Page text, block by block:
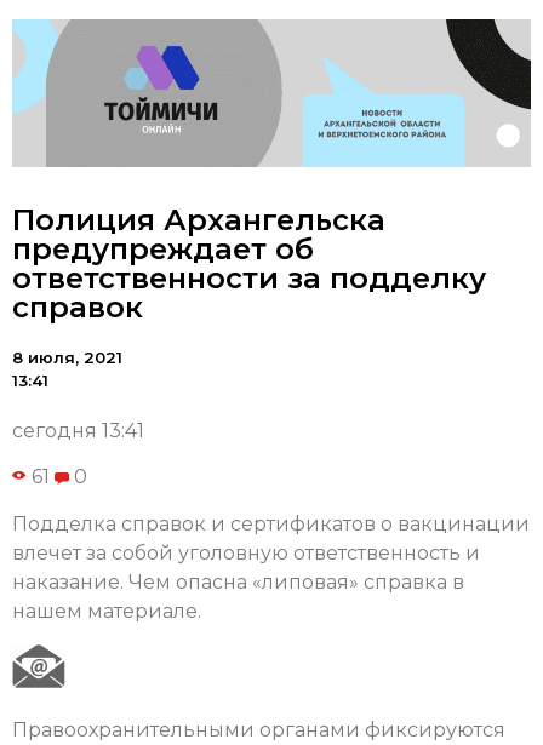
Полиция Архангельска
предупреждает об
ответственности за подделку
справок
8 июля, 2021
13:41
сегодня 13:41
61 0
Подделка справок и сертификатов о вакцинации
влечет за собой уголовную ответственность и
наказание. Чем опасна «липовая» справка в
нашем материале.
Правоохранительными органами фиксируются